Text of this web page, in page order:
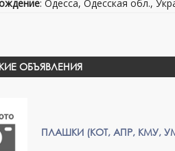
: Одесса, Одесская обл.,
ОБЪЯВЛЕНИЯ
ПЛАШКИ (КОТ, АПР, КМУ,